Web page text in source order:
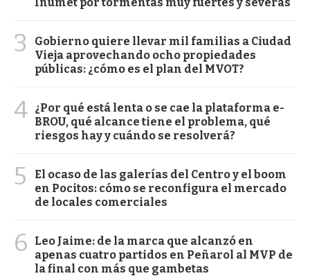
3
Gobierno quiere llevar mil familias a Ciudad
Vieja aprovechando ocho propiedades
públicas: ¿cómo es el plan del MVOT?
4 ¿Por qué está lenta o se cae la plataforma e-
BROU, qué alcance tiene el problema, qué
riesgos hay y cuándo se resolverá?
5
El ocaso de las galerías del Centro y el boom
en Pocitos: cómo se reconfigura el mercado
de locales comerciales
6
Leo Jaime: de la marca que alcanzó en
apenas cuatro partidos en Peñarol al MVP de
la final con más que gambetas